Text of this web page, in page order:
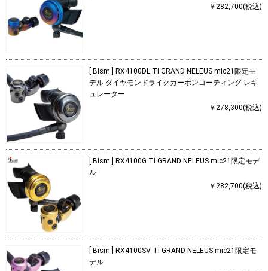
￥282,700(税込)
[ Bism ] RX4100DL Ti GRAND NELEUS mic21限定モ
デル ダイヤモンドライクカーボンコーティング レギ
ュレーター
￥278,300(税込)
[ Bism ] RX4100G Ti GRAND NELEUS mic21限定モデ
ル
￥282,700(税込)
[ Bism ] RX4100SV Ti GRAND NELEUS mic21限定モ
デル